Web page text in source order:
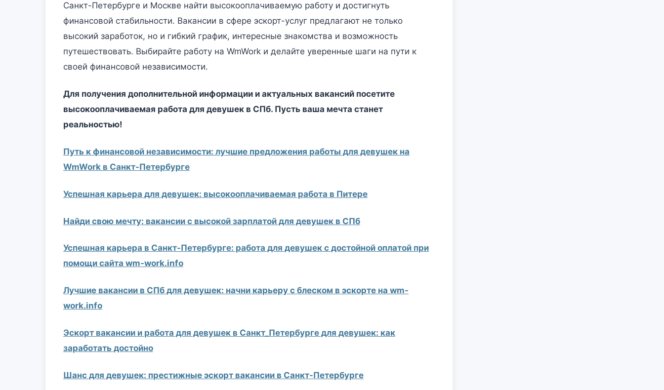
Санкт-Петербурге и Москве найти высокооплачиваемую работу и достигнуть
финансовой стабильности. Вакансии в сфере эскорт-услуг предлагают не только
высокий заработок, но и гибкий график, интересные знакомства и возможность
путешествовать. Выбирайте работу на WmWork и делайте уверенные шаги на пути к
своей финансовой независимости.
Для получения дополнительной информации и актуальных вакансий посетите
высокооплачиваемая работа для девушек в СПб. Пусть ваша мечта станет
реальностью!
Путь к финансовой независимости: лучшие предложения работы для девушек на
WmWork в Санкт-Петербурге
Успешная карьера для девушек: высокооплачиваемая работа в Питере
Найди свою мечту: вакансии с высокой зарплатой для девушек в СПб
Успешная карьера в Санкт-Петербурге: работа для девушек с достойной оплатой при
помощи сайта wm-work.info
Лучшие вакансии в СПб для девушек: начни карьеру с блеском в эскорте на wm-
work.info
Эскорт вакансии и работа для девушек в Санкт_Петербурге для девушек: как
заработать достойно
Шанс для девушек: престижные эскорт вакансии в Санкт-Петербурге